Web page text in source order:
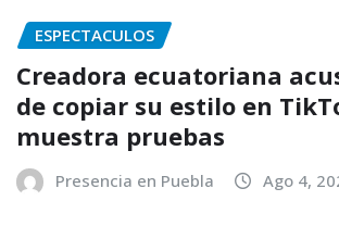
ESPECTACULOS
Creadora ecuatoriana
de copiar su estilo en
muestra pruebas
Presencia en Puebla Ago 4,